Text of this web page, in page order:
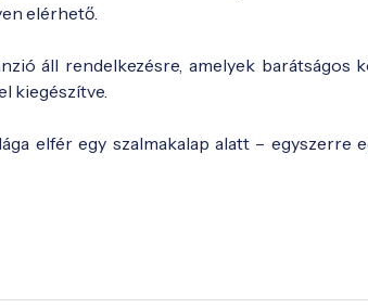
elérhető.
áll rendelkezésre, amelyek barátságos
kiegészítve.
elfér egy szalmakalap alatt – egyszerre